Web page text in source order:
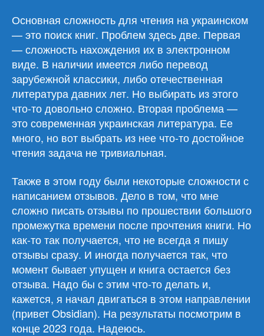
Основная сложность для чтения на украинском
— это поиск книг. Проблем здесь две. Первая
— сложность нахождения их в электронном
виде. В наличии имеется либо перевод
зарубежной классики, либо отечественная
литература давних лет. Но выбирать из этого
что-то довольно сложно. Вторая проблема —
это современная украинская литература. Ее
много, но вот выбрать из нее что-то достойное
чтения задача не тривиальная.
Также в этом году были некоторые сложности с
написанием отзывов. Дело в том, что мне
сложно писать отзывы по прошествии большого
промежутка времени после прочтения книги. Но
как-то так получается, что не всегда я пишу
отзывы сразу. И иногда получается так, что
момент бывает упущен и книга остается без
отзыва. Надо бы с этим что-то делать и,
кажется, я начал двигаться в этом направлении
(привет Obsidian). На результаты посмотрим в
конце 2023 года. Надеюсь.